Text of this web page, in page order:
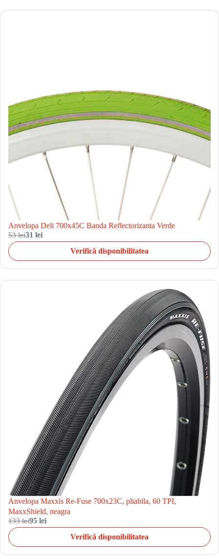
Anvelopa Deli 700x45C Banda Reflectorizanta Verde
53 lei31 lei
Verifică disponibilitatea
Anvelopa Maxxis Re-Fuse 700x23C, pliabila, 60 TPI,
MaxxShield, neagra
133 lei95 lei
Verifică disponibilitatea